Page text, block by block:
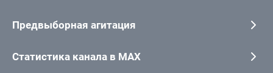
Предвыборная агитация
Статистика канала в MAX